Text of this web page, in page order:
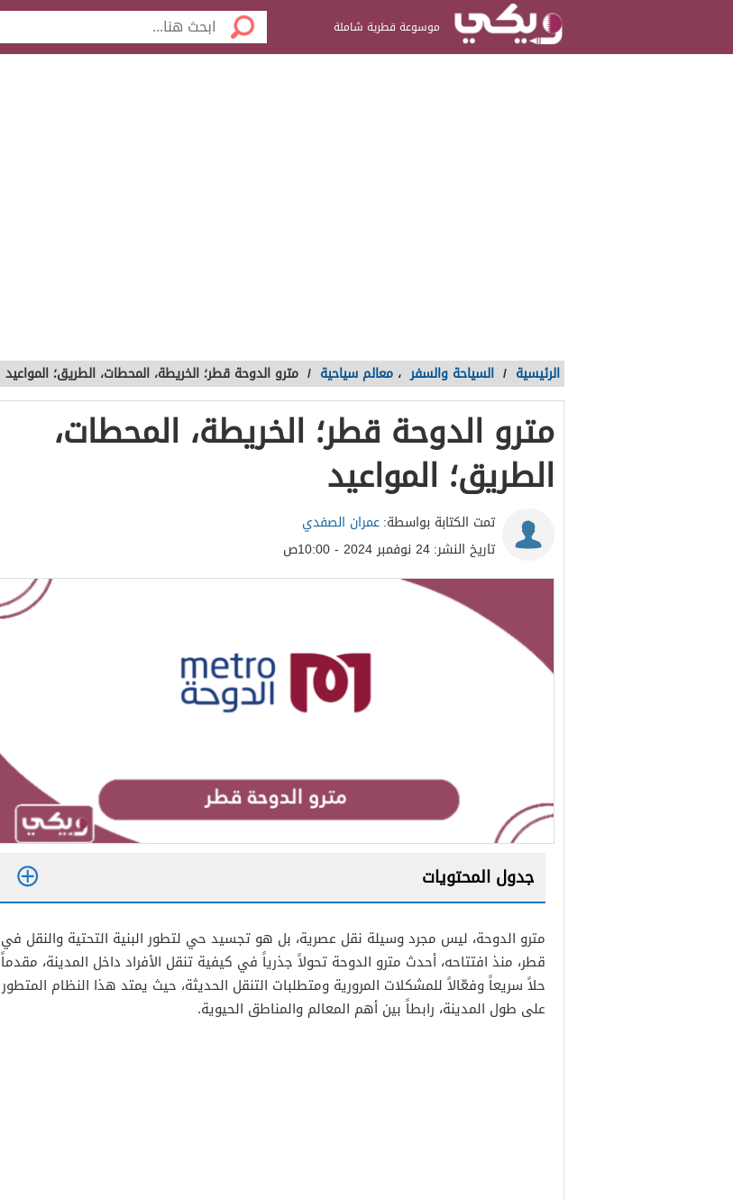
موسوعة قطرية شاملة
الرئيسية / السياحة والسفر ، معالم سياحية / مترو الدوحة قطر؛ الخريطة، المحطات، الطريق؛ المواعيد
مترو الدوحة قطر؛ الخريطة، المحطات،
الطريق؛ المواعيد
تمت الكتابة بواسطة:عمران الصفدي
تاريخ النشر:24 نوفمبر 2024 - 10:00ص
جدول المحتويات
2
3
4
مترو الدوحة، ليس مجرد وسيلة نقل عصرية، بل هو تجسيد حي لتطور البنية التحتية والنقل في
قطر، منذ افتتاحه، أحدث مترو الدوحة تحولاً جذرياً في كيفية تنقل الأفراد داخل المدينة، مقدماً
حلاً سريعاً وفعّالاً للمشكلات المرورية ومتطلبات التنقل الحديثة، حيث يمتد هذا النظام المتطور
على طول المدينة، رابطاً بين أهم المعالم والمناطق الحيوية.